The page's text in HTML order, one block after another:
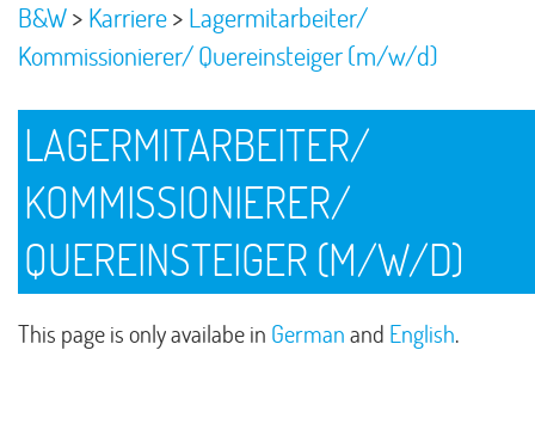
B&W> Karriere> Lagermitarbeiter/
Kommissionierer/ Quereinsteiger (m/w/d)
LAGERMITARBEITER/
KOMMISSIONIERER/
QUEREINSTEIGER (M/W/D)
This page is only availabe in Germanand English.